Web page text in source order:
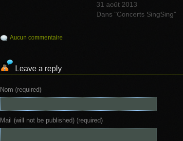
31 août 2013
Dans "Concerts SingSing"
Aucun commentaire
Leave a reply
Nom (required)
Mail (will not be published) (required)